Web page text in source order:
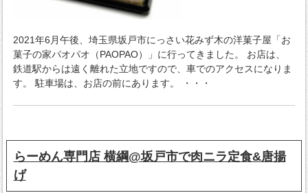
2021年6月午後、埼玉県坂戸市にっさい花みず木の洋菓子屋「お
菓子の家パオパオ（PAOPAO）」に行ってきました。 お店は、
鉄道駅からは遠く離れた立地ですので、車でのアクセスになりま
す。 駐車場は、お店の前にあります。 ・・・
らーめん専門店 横綱@坂戸市で肉ニラ定食&唐揚
げ